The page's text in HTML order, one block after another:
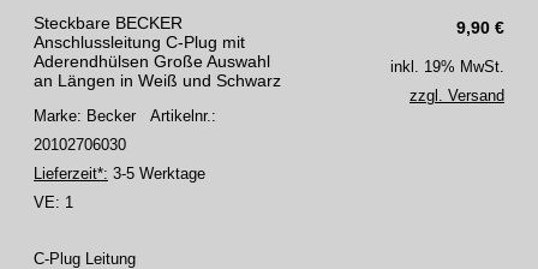
9,90 €
Steckbare BECKER
Anschlussleitung C-Plug mit
Aderendhülsen Große Auswahl
an Längen in Weiß und Schwarz
Marke: Becker Artikelnr.:
20102706030
Lieferzeit*: 3-5 Werktage
VE: 1
inkl. 19% MwSt.
zzgl. Versand
C-Plug Leitung